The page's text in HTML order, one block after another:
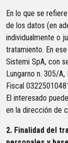
En lo que se
de los datos (en
individualmente o
tratamiento. En
Sistemi SpA, con
Lungarno n. 305/
Fiscal
El interesado
en la dirección de
2. Finalidad del